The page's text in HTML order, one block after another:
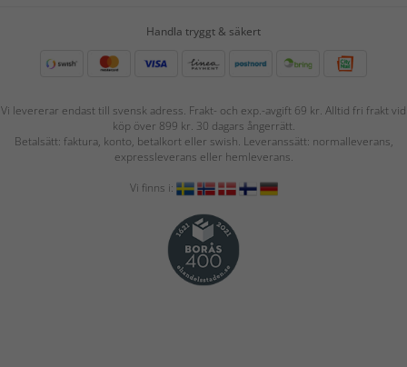
Handla tryggt & säkert
Vi levererar endast till svensk adress. Frakt- och exp.-avgift 69 kr. Alltid fri frakt vid
köp över 899 kr. 30 dagars ångerrätt.
Betalsätt: faktura, konto, betalkort eller swish. Leveranssätt: normalleverans,
expressleverans eller hemleverans.
Vi finns i: